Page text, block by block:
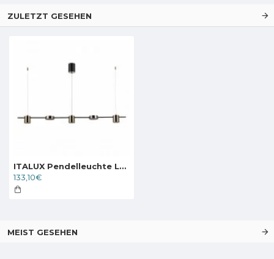
ZULETZT GESEHEN
ITALUX Pendelleuchte LED, 30W, 3000K, 2300lm, Remdal PND-16374-5-BK-3K
133,10€
MEIST GESEHEN